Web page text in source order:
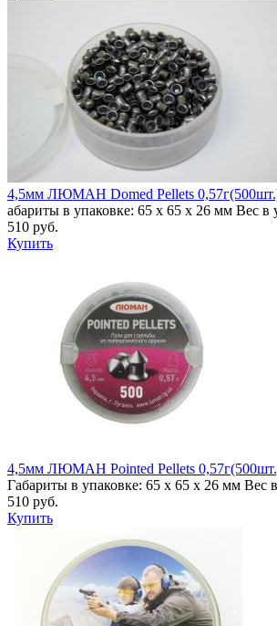
4,5мм ЛЮМАН Domed Pellets
абариты в упаковке: 65 x 65 x 26 мм Вес в
510 руб.
Купить
4,5мм ЛЮМАН Pointed Pellets
Габариты в упаковке: 65 x 65 x 26 мм Вес
510 руб.
Купить